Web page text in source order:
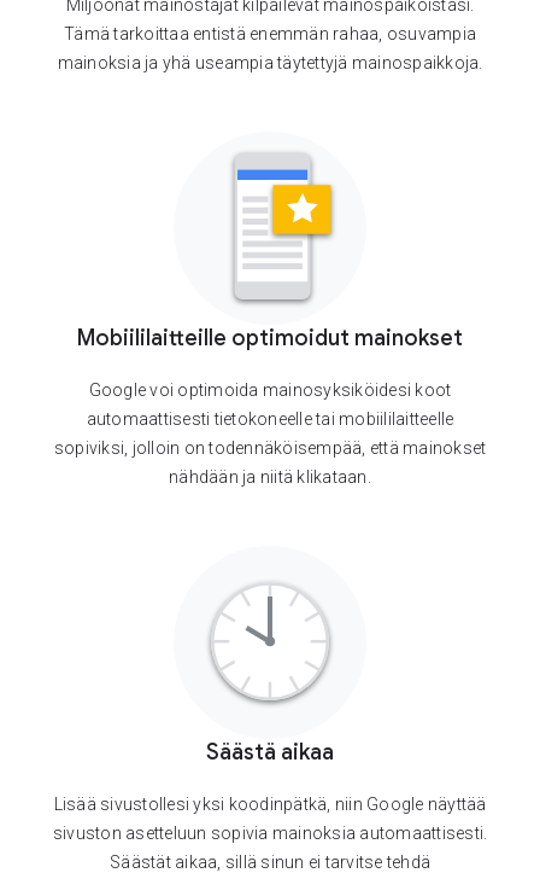
Miljoonat mainostajat kilpailevat mainospaikoistasi.
Tämä tarkoittaa entistä enemmän rahaa, osuvampia
mainoksia ja yhä useampia täytettyjä mainospaikkoja.
Mobiililaitteille optimoidut mainokset
Google voi optimoida mainosyksiköidesi koot
automaattisesti tietokoneelle tai mobiililaitteelle
sopiviksi, jolloin on todennäköisempää, että mainokset
nähdään ja niitä klikataan.
Säästä aikaa
Lisää sivustollesi yksi koodinpätkä, niin Google näyttää
sivuston asetteluun sopivia mainoksia automaattisesti.
Säästät aikaa, sillä sinun ei tarvitse tehdä